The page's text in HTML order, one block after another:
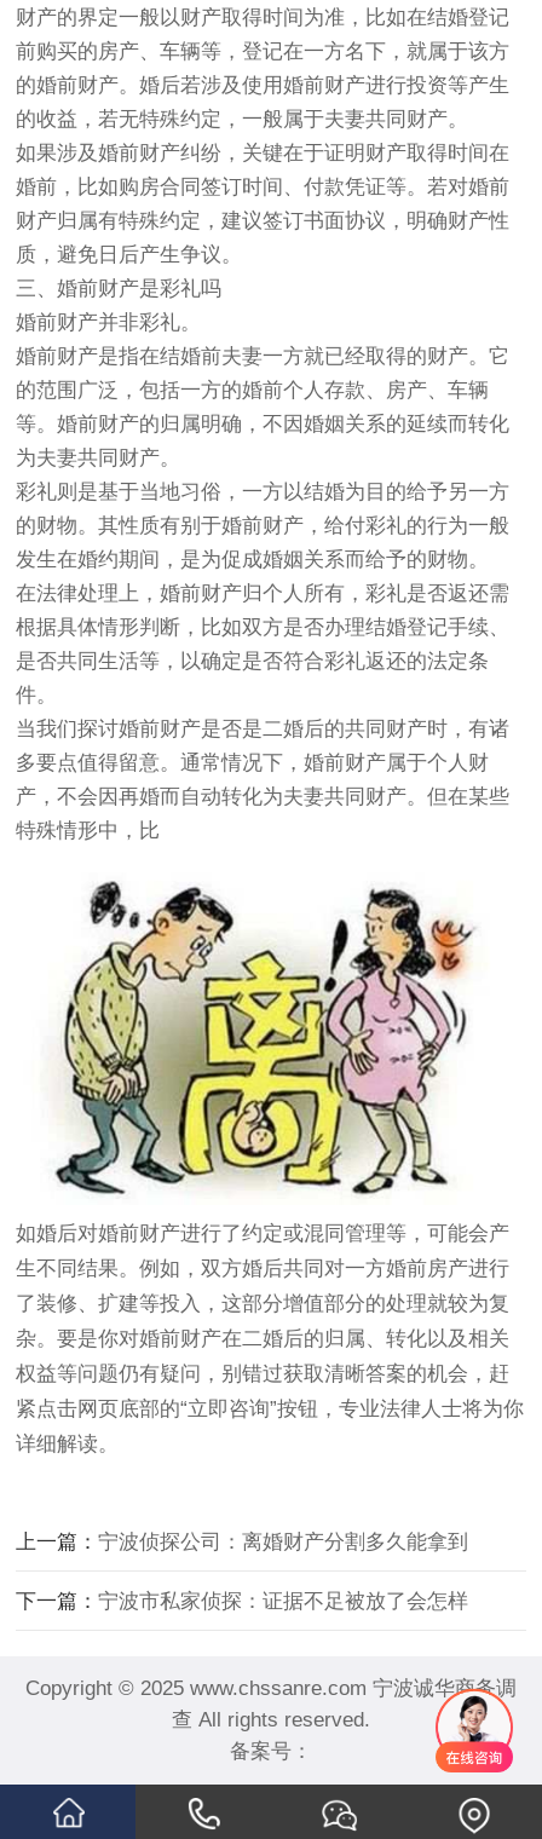
财产的界定一般以财产取得时间为准，比如在结婚登记
前购买的房产、车辆等，登记在一方名下，就属于该方
的婚前财产。婚后若涉及使用婚前财产进行投资等产生
的收益，若无特殊约定，一般属于夫妻共同财产。
如果涉及婚前财产纠纷，关键在于证明财产取得时间在
婚前，比如购房合同签订时间、付款凭证等。若对婚前
财产归属有特殊约定，建议签订书面协议，明确财产性
质，避免日后产生争议。
三、婚前财产是彩礼吗
婚前财产并非彩礼。
婚前财产是指在结婚前夫妻一方就已经取得的财产。它
的范围广泛，包括一方的婚前个人存款、房产、车辆
等。婚前财产的归属明确，不因婚姻关系的延续而转化
为夫妻共同财产。
彩礼则是基于当地习俗，一方以结婚为目的给予另一方
的财物。其性质有别于婚前财产，给付彩礼的行为一般
发生在婚约期间，是为促成婚姻关系而给予的财物。
在法律处理上，婚前财产归个人所有，彩礼是否返还需
根据具体情形判断，比如双方是否办理结婚登记手续、
是否共同生活等，以确定是否符合彩礼返还的法定条
件。
当我们探讨婚前财产是否是二婚后的共同财产时，有诸
多要点值得留意。通常情况下，婚前财产属于个人财
产，不会因再婚而自动转化为夫妻共同财产。但在某些
特殊情形中，比
如婚后对婚前财产进行了约定或混同管理等，可能会产
生不同结果。例如，双方婚后共同对一方婚前房产进行
了装修、扩建等投入，这部分增值部分的处理就较为复
杂。要是你对婚前财产在二婚后的归属、转化以及相关
权益等问题仍有疑问，别错过获取清晰答案的机会，赶
紧点击网页底部的“立即咨询”按钮，专业法律人士将为你
详细解读。
上一篇：宁波侦探公司：离婚财产分割多久能拿到
下一篇：宁波市私家侦探：证据不足被放了会怎样
Copyright © 2025 www.chssanre.com 宁波诚华商务调
查 All rights reserved.
备案号：